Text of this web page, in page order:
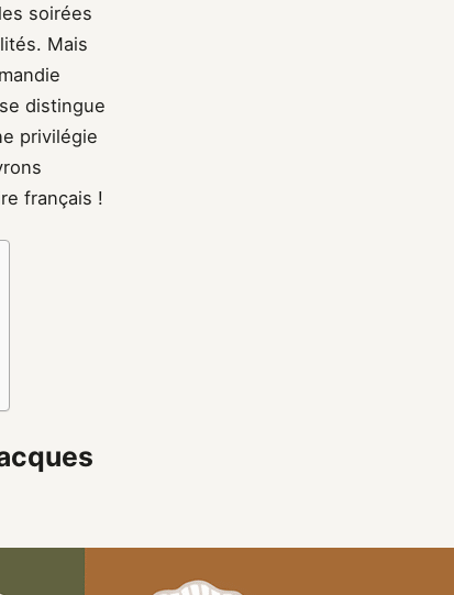
soirées
Mais
se distingue
privilégie
français !